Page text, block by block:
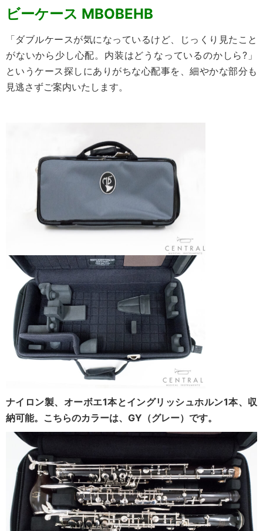
ビーケース MBOBEHB
「ダブルケースが気になっているけど、じっくり見たこと
がないから少し心配。内装はどうなっているのかしら?」
というケース探しにありがちな心配事を、細やかな部分も
見逃さずご案内いたします。
ナイロン製、オーボエ1本とイングリッシュホルン1本、収
納可能。こちらのカラーは、GY（グレー）です。